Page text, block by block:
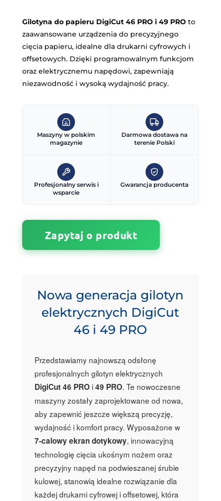
Gilotyna do papieru DigiCut 46 PRO i 49 PROto
zaawansowane urządzenia do precyzyjnego
cięcia papieru, idealne dla drukarni cyfrowych i
offsetowych. Dzięki programowalnym funkcjom
oraz elektrycznemu napędowi, zapewniają
niezawodność i wysoką wydajność pracy.
Maszyny w polskim
magazynie
Darmowa dostawa na
terenie Polski
Profesjonalny serwis i
wsparcie
Gwarancja producenta
Zapytaj o produkt
Nowa generacja gilotyn
elektrycznych DigiCut
46 i 49 PRO
Przedstawiamy najnowszą odsłonę
profesjonalnych gilotyn elektrycznych
DigiCut 46 PROi49 PRO. Te nowoczesne
maszyny zostały zaprojektowane od nowa,
aby zapewnić jeszcze większą precyzję,
wydajność i komfort pracy. Wyposażone w
7-calowy ekran dotykowy, innowacyjną
technologię cięcia ukośnym nożem oraz
precyzyjny napęd na podwieszanej śrubie
kulowej, stanowią idealne rozwiązanie dla
każdej drukarni cyfrowej i offsetowej, która